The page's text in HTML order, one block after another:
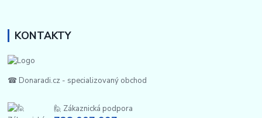
KONTAKTY
☎ Donaradi.cz - specializovaný obchod
🙋 Zákaznická podpora